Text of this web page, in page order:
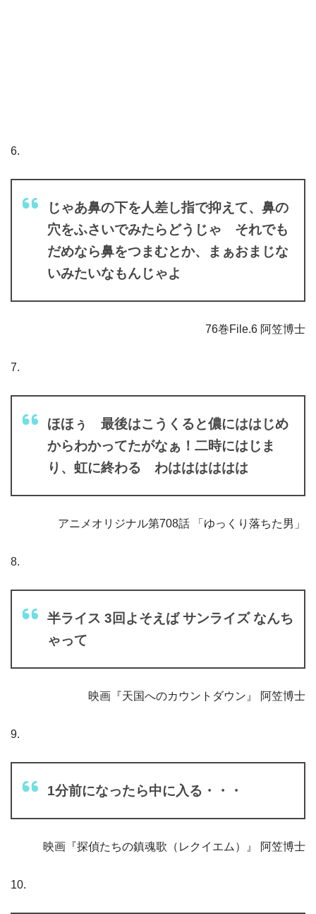
6.
じゃあ鼻の下を人差し指で抑えて、鼻の
穴をふさいでみたらどうじゃ それでも
だめなら鼻をつまむとか、まぁおまじな
いみたいなもんじゃよ
76巻File.6 阿笠博士
7.
ほほぅ 最後はこうくると儂にははじめ
からわかってたがなぁ！二時にはじま
り、虹に終わる わはははははは
アニメオリジナル第708話 「ゆっくり落ちた男」
8.
半ライス 3回よそえば サンライズ なんち
ゃって
映画『天国へのカウントダウン』 阿笠博士
9.
1分前になったら中に入る・・・
映画『探偵たちの鎮魂歌（レクイエム）』 阿笠博士
10.